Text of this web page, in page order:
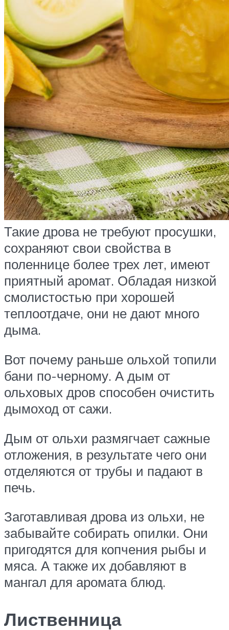
Такие дрова не требуют просушки,
сохраняют свои свойства в
поленнице более трех лет, имеют
приятный аромат. Обладая низкой
смолистостью при хорошей
теплоотдаче, они не дают много
дыма.
Вот почему раньше ольхой топили
бани по-черному. А дым от
ольховых дров способен очистить
дымоход от сажи.
Дым от ольхи размягчает сажные
отложения, в результате чего они
отделяются от трубы и падают в
печь.
Заготавливая дрова из ольхи, не
забывайте собирать опилки. Они
пригодятся для копчения рыбы и
мяса. А также их добавляют в
мангал для аромата блюд.
Лиственница